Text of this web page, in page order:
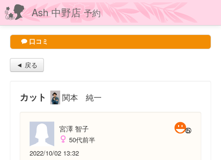
Ash 中野店予約
口コミ
◄ 戻る
カット 関本 純一
宮澤 智子
50代前半
2022/10/02 13:32